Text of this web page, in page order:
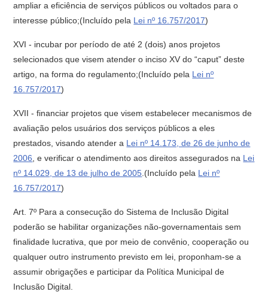
ampliar a eficiência de serviços públicos ou voltados para o
interesse público;(Incluído pela Lei nº 16.757/2017)
XVI - incubar por período de até 2 (dois) anos projetos
selecionados que visem atender o inciso XV do “caput” deste
artigo, na forma do regulamento;(Incluído pela Lei nº
16.757/2017)
XVII - financiar projetos que visem estabelecer mecanismos de
avaliação pelos usuários dos serviços públicos a eles
prestados, visando atender a Lei nº 14.173, de 26 de junho de
2006 , e verificar o atendimento aos direitos assegurados na Lei
nº 14.029, de 13 de julho de 2005 .(Incluído pela Lei nº
16.757/2017)
Art. 7º Para a consecução do Sistema de Inclusão Digital
poderão se habilitar organizações não-governamentais sem
finalidade lucrativa, que por meio de convênio, cooperação ou
qualquer outro instrumento previsto em lei, proponham-se a
assumir obrigações e participar da Política Municipal de
Inclusão Digital.